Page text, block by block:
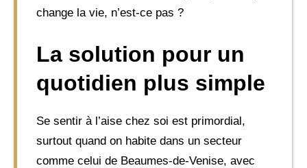
change la vie, n’est-ce pas ?
La solution pour un
quotidien plus simple
Se sentir à l’aise chez soi est primordial,
surtout quand on habite dans un secteur
comme celui de Beaumes-de-Venise, avec